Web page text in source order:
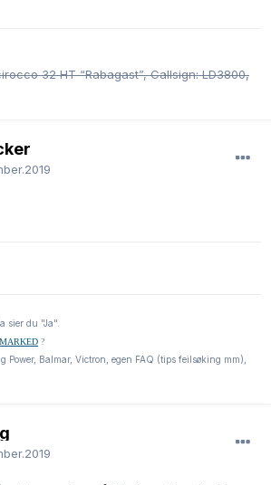
32 HT “Rabagast”, Callsign: LD3800,
sier du "Ja".
MARKED ?
Power, Balmar, Victron, egen FAQ (tips feilsøking mm),